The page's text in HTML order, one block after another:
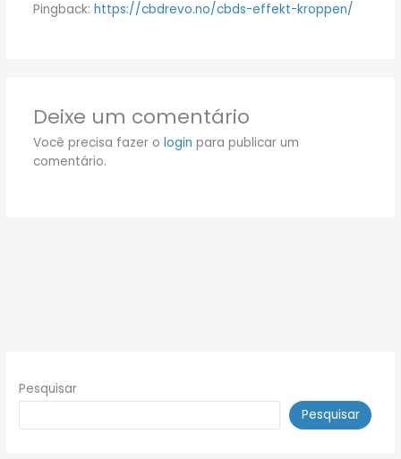
Pingback: https://cbdrevo.no/cbds-effekt-kroppen/
Deixe um comentário
Você precisa fazer o login para publicar um
comentário.
Pesquisar
Pesquisar